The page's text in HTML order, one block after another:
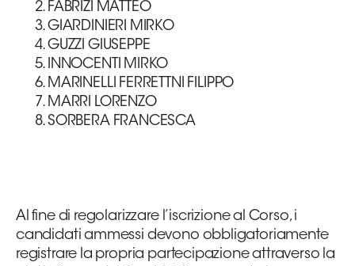
Area
Media
Assicurazione
FABRIZI MATTEO
GIARDINIERI MIRKO
GUZZI GIUSEPPE
INNOCENTI MIRKO
MARINELLI FERRETTNI FILIPPO
MARRI LORENZO
SORBERA FRANCESCA
Al fine di regolarizzare l’iscrizione al Corso, i
candidati ammessi devono obbligatoriamente
registrare la propria partecipazione attraverso la